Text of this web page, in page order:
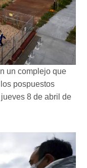
un complejo que
pospuestos
8 de abril de